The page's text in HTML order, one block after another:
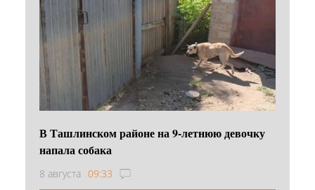
В Ташлинском районе на 9-летнюю девочку
напала собака
8 августа 09:33